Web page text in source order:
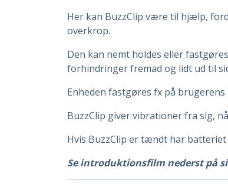
Her kan BuzzClip være til hjælp,
overkrop.
Den kan nemt holdes eller
forhindringer fremad og lidt ud til
Enheden fastgøres fx på
BuzzClip giver vibrationer fra sig,
Hvis BuzzClip er tændt har
Se introduktionsfilm nederst på